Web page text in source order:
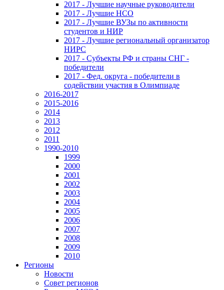
2017 - Лучшие научные руководители
2017 - Лучшие НСО
2017 - Лучшие ВУЗы по активности
студентов и НИР
2017 - Лучшие региональный организатор
НИРС
2017 - Субъекты РФ и страны СНГ -
победители
2017 - Фед. округа - победители в
содействии участия в Олимпиаде
2016-2017
2015-2016
2014
2013
2012
2011
1990-2010
1999
2000
2001
2002
2003
2004
2005
2006
2007
2008
2009
2010
Регионы
Новости
Совет регионов